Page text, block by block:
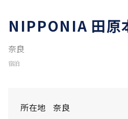
NIPPONIA 田原
奈良
宿泊
所在地
奈良